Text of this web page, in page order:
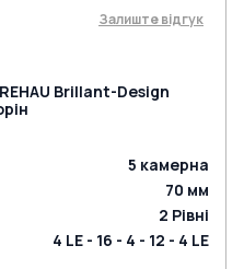
Залиште відгук
Brillant-Design
5 камерна
70 мм
2 Рівні
4 LE - 16 - 4 - 12 - 4 LE